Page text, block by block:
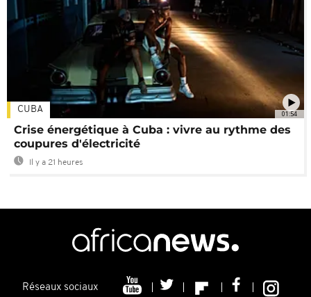
01:54
CUBA
Crise énergétique à Cuba : vivre au rythme des
coupures d'électricité
Il y a 21 heures
Réseaux sociaux